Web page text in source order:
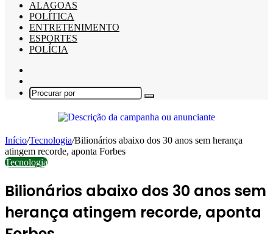
ALAGOAS
POLÍTICA
ENTRETENIMENTO
ESPORTES
POLÍCIA
skin
Procurar
Início/Tecnologia/Bilionários abaixo dos 30 anos sem herança
atingem recorde, aponta Forbes
Tecnologia
Bilionários abaixo dos 30 anos sem
herança atingem recorde, aponta